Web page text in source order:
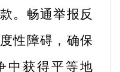
。畅通举报反
性障碍，确保
中获得平等地